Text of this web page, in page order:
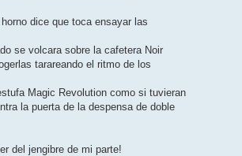
dice que toca ensayar las
se volcara sobre la cafetera Noir
tarareando el ritmo de los
Magic Revolution como si tuvieran
la puerta de la despensa de doble
del jengibre de mi parte!